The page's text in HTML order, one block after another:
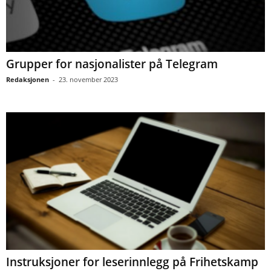
Grupper for nasjonalister på Telegram
Redaksjonen - 23. november 2023
Instruksjoner for leserinnlegg på Frihetskamp